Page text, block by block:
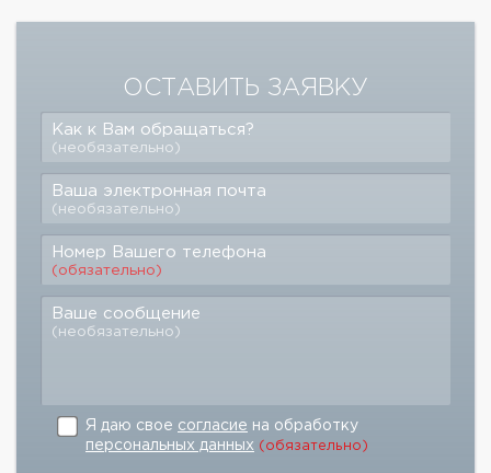
ОСТАВИТЬ ЗАЯВКУ
Как к Вам обращаться?
(необязательно)
Ваша электронная почта
(необязательно)
Номер Вашего телефона
(обязательно)
Ваше сообщение
(необязательно)
Я даю свое согласие на обработку
персональных данных (обязательно)